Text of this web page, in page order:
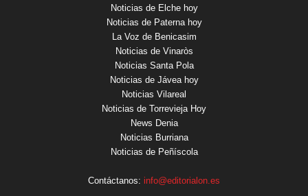
Noticias de Elche hoy
Noticias de Paterna hoy
La Voz de Benicasim
Noticias de Vinaròs
Noticias Santa Pola
Noticias de Jávea hoy
Noticias Vilareal
Noticias de Torrevieja Hoy
News Denia
Noticias Burriana
Noticias de Peñíscola
Contáctanos: info@editorialon.es